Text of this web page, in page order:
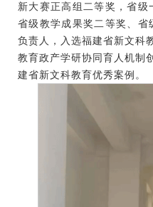
新大赛正高组二等奖，省级
省级教学成果奖二等奖、省
负责人，入选福建省新文科
教育政产学研协同育人机制
建省新文科教育优秀案例。